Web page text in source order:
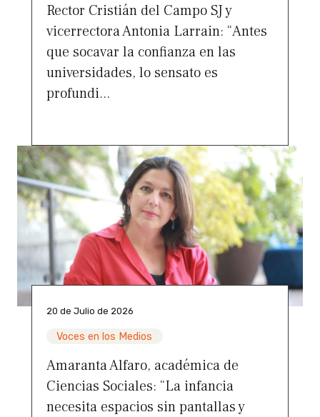
Rector Cristián del Campo SJ y
vicerrectora Antonia Larrain: “Antes
que socavar la confianza en las
universidades, lo sensato es
profundi...
20 de Julio de 2026
Voces en los Medios
Amaranta Alfaro, académica de
Ciencias Sociales: “La infancia
necesita espacios sin pantallas y